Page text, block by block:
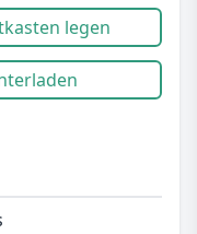
legen